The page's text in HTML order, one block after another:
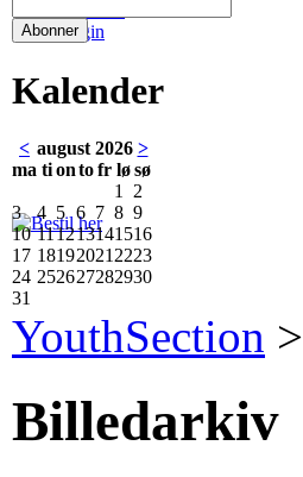
Login
Kalender
< august 2026 >
ma ti onto fr løsø
1
2
3
4 5 6 7 8 9
10 111213141516
17 18192021 2223
24 252627282930
31
YouthSection >
Billedarkiv